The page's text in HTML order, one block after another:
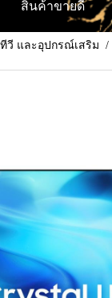
สินค้าขายดี
ทีวี และอุปกรณ์เสริม